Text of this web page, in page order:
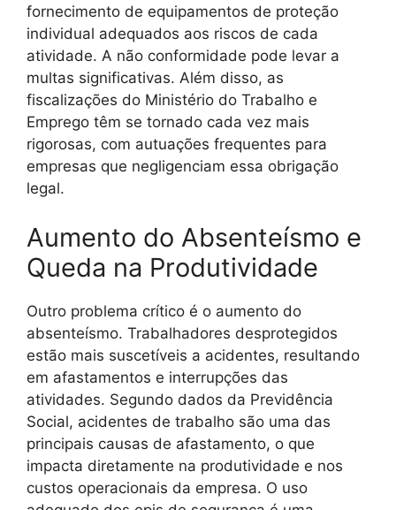
fornecimento de equipamentos de proteção
individual adequados aos riscos de cada
atividade. A não conformidade pode levar a
multas significativas. Além disso, as
fiscalizações do Ministério do Trabalho e
Emprego têm se tornado cada vez mais
rigorosas, com autuações frequentes para
empresas que negligenciam essa obrigação
legal.
Aumento do Absenteísmo e
Queda na Produtividade
Outro problema crítico é o aumento do
absenteísmo. Trabalhadores desprotegidos
estão mais suscetíveis a acidentes, resultando
em afastamentos e interrupções das
atividades. Segundo dados da Previdência
Social, acidentes de trabalho são uma das
principais causas de afastamento, o que
impacta diretamente na produtividade e nos
custos operacionais da empresa. O uso